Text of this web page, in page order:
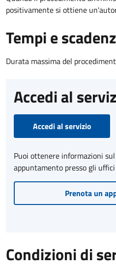
positivamente si ottiene
Tempi e
Durata massima del
Accedi al
Accedi al servizio
Puoi ottenere informazioni
appuntamento presso gli uffici
Prenota un
Condizioni di